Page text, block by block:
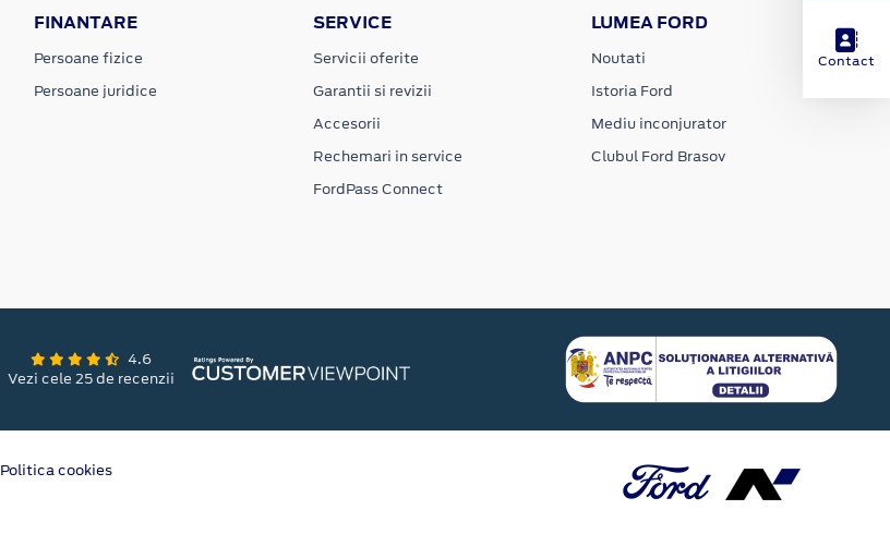
FINANTARE
Persoane fizice
Persoane juridice
SERVICE
Servicii oferite
Garantii si revizii
Accesorii
Rechemari in service
FordPass Connect
LUMEA FORD
Noutati
Istoria Ford
Mediu inconjurator
Clubul Ford Brasov
4.6
Vezi cele 25 de recenzii
Politica cookies
Contact